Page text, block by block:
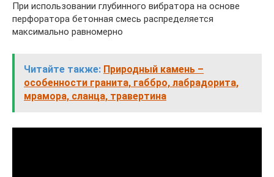
При использовании глубинного вибратора на основе
перфоратора бетонная смесь распределяется
максимально равномерно
Читайте также: Природный камень –
особенности гранита, габбро, лабрадорита,
мрамора, сланца, травертина